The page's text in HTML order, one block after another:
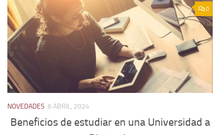
0
NOVEDADES 6 ABRIL, 2024
Beneficios de estudiar en una Universidad a